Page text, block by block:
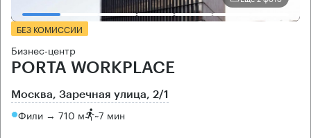
БЕЗ КОМИССИИ
Бизнес-центр
PORTA WORKPLACE
Москва, Заречная улица, 2/1
Фили → 710 м ~7 мин